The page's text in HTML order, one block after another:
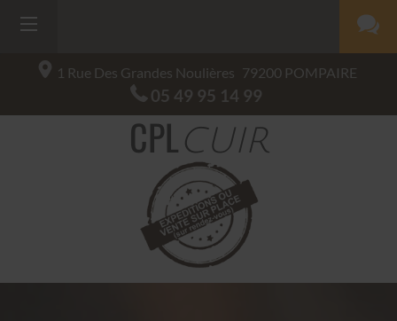
1 Rue Des Grandes Noulières 79200 POMPAIRE
05 49 95 14 99
CPLCUIR